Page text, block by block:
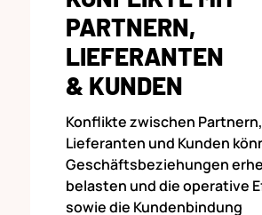
PARTNERN,
LIEFERANTEN
& KUNDEN
Konflikte zwischen Partnern,
Lieferanten und Kunden
Geschäftsbeziehungen
belasten und die operative
sowie die Kundenbindung